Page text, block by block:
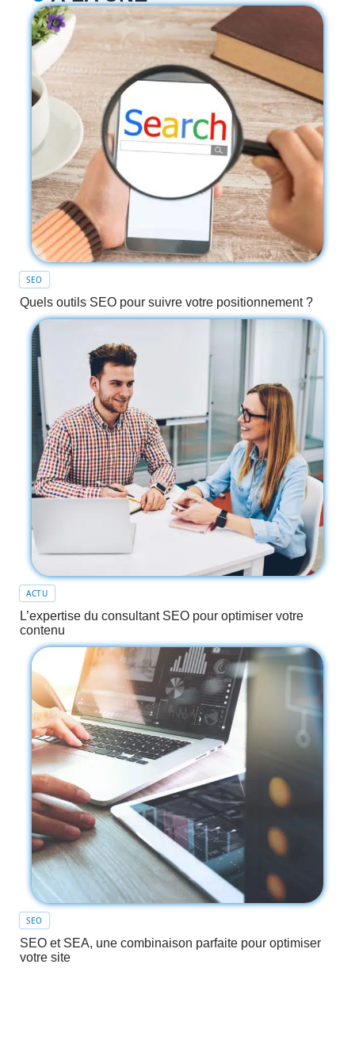
SEO
Quels outils SEO pour suivre votre positionnement ?
ACTU
L’expertise du consultant SEO pour optimiser votre
contenu
SEO
SEO et SEA, une combinaison parfaite pour optimiser
votre site